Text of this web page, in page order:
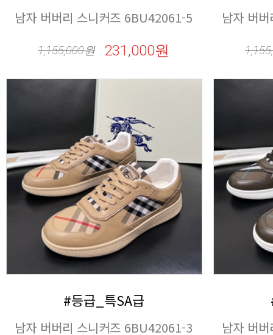
남자 버버리 스니커즈 6BU42061-5
1,155,000원 231,000원
남자 버
#등급_특SA급
남자 버버리 스니커즈 6BU42061-3 남자 버